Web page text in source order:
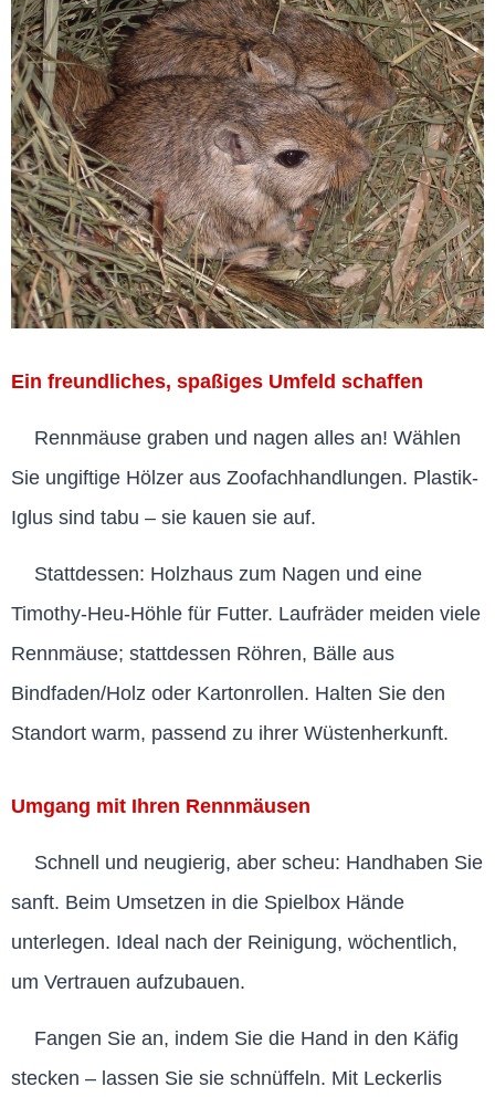
Ein freundliches, spaßiges Umfeld schaffen
Rennmäuse graben und nagen alles an! Wählen
Sie ungiftige Hölzer aus Zoofachhandlungen. Plastik-
Iglus sind tabu – sie kauen sie auf.
Stattdessen: Holzhaus zum Nagen und eine
Timothy-Heu-Höhle für Futter. Laufräder meiden viele
Rennmäuse; stattdessen Röhren, Bälle aus
Bindfaden/Holz oder Kartonrollen. Halten Sie den
Standort warm, passend zu ihrer Wüstenherkunft.
Umgang mit Ihren Rennmäusen
Schnell und neugierig, aber scheu: Handhaben Sie
sanft. Beim Umsetzen in die Spielbox Hände
unterlegen. Ideal nach der Reinigung, wöchentlich,
um Vertrauen aufzubauen.
Fangen Sie an, indem Sie die Hand in den Käfig
stecken – lassen Sie sie schnüffeln. Mit Leckerlis